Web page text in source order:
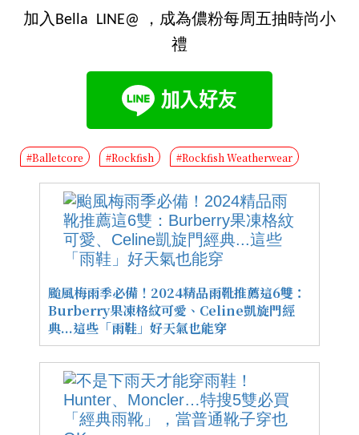
加入Bella LINE@ ，成為儂粉每周五抽時尚小
禮
#Balletcore #Rockfish #Rockfish Weatherwear
颱風梅雨季必備！2024精品雨靴推薦這6雙：
Burberry果凍格紋可愛、Celine凱旋門經
典...這些「雨鞋」好天氣也能穿